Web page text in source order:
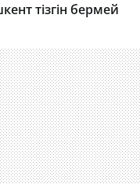
тізгін бермей